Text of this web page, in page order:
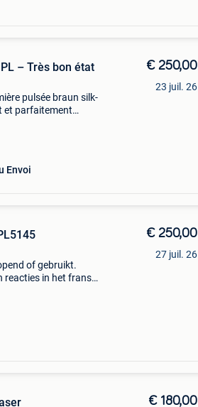
– Très bon état
pulsée braun silk-
et parfaitement
Envoi
€ 250,00
23 juil. 26
of gebruikt.
reacties in het frans
€ 250,00
27 juil. 26
€ 180,00